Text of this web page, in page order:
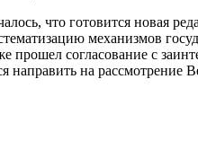
что готовится новая
механизмов
прошел согласование с
направить на рассмотрение